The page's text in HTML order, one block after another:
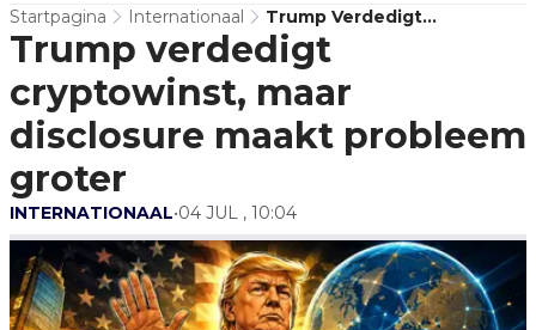
Startpagina Internationaal
Trump Verdedigt
Cryptowinst, Maar
Disclosure Maakt Probleem
Groter
Trump verdedigt
cryptowinst, maar
disclosure maakt probleem
groter
INTERNATIONAAL•04 JUL , 10:04